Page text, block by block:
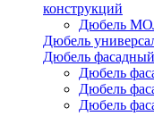
конструкций
Дюбель
Дюбель
Дюбель фасадный
Дюбель
Дюбель
Дюбель